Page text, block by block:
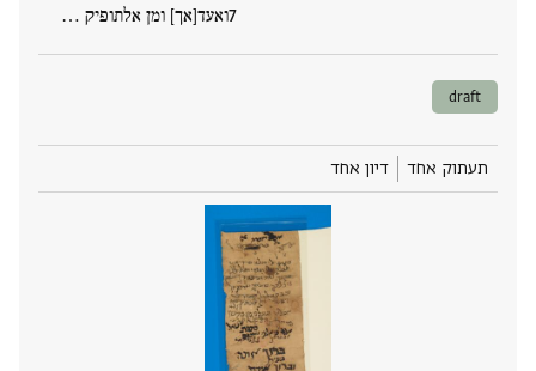
ואעד[אך] ומן אלתופיק ‮…
draft
תעתוק אחד דיון אחד